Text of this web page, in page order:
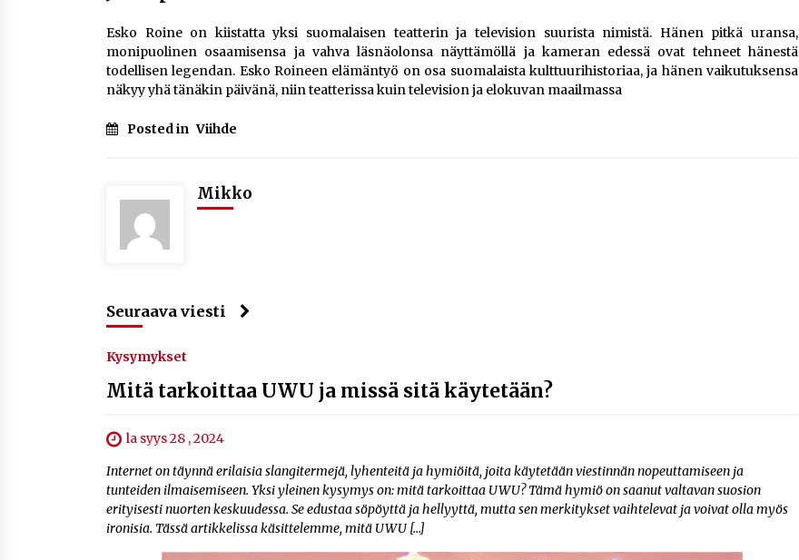
Esko Roine on kiistatta yksi suomalaisen teatterin ja television suurista nimistä. Hänen pitkä uransa,
monipuolinen osaamisensa ja vahva läsnäolonsa näyttämöllä ja kameran edessä ovat tehneet hänestä
todellisen legendan. Esko Roineen elämäntyö on osa suomalaista kulttuurihistoriaa, ja hänen vaikutuksensa
näkyy yhä tänäkin päivänä, niin teatterissa kuin television ja elokuvan maailmassa
Posted in Viihde
Mikko
Seuraava viesti
Kysymykset
Mitä tarkoittaa UWU ja missä sitä käytetään?
la syys 28 , 2024
Internet on täynnä erilaisia slangitermejä, lyhenteitä ja hymiöitä, joita käytetään viestinnän nopeuttamiseen ja
tunteiden ilmaisemiseen. Yksi yleinen kysymys on: mitä tarkoittaa UWU? Tämä hymiö on saanut valtavan suosion
erityisesti nuorten keskuudessa. Se edustaa söpöyttä ja hellyyttä, mutta sen merkitykset vaihtelevat ja voivat olla myös
ironisia. Tässä artikkelissa käsittelemme, mitä UWU […]